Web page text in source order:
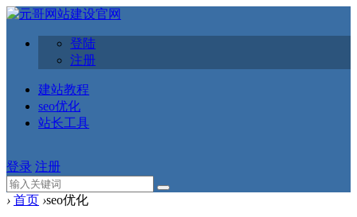
登陆
注册
建站教程
seo优化
站长工具
登录 注册
› 首页 ›seo优化